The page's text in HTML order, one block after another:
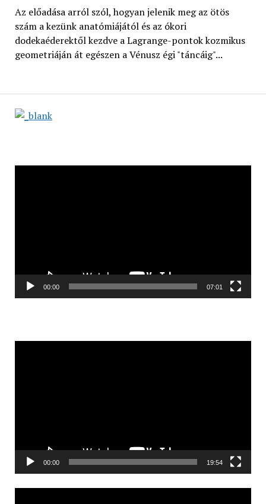
00:00 07:01
00:00 19:54
Az előadása arról szól, hogyan jelenik meg az ötös
szám a kezünk anatómiájától és az ókori
dodekaéderektől kezdve a Lagrange-pontok kozmikus
geometriáján át egészen a Vénusz égi "táncáig"...